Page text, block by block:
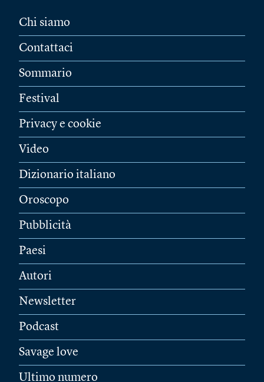
Chi siamo
Contattaci
Sommario
Festival
Privacy e cookie
Video
Dizionario italiano
Oroscopo
Pubblicità
Paesi
Autori
Newsletter
Podcast
Savage love
Ultimo numero